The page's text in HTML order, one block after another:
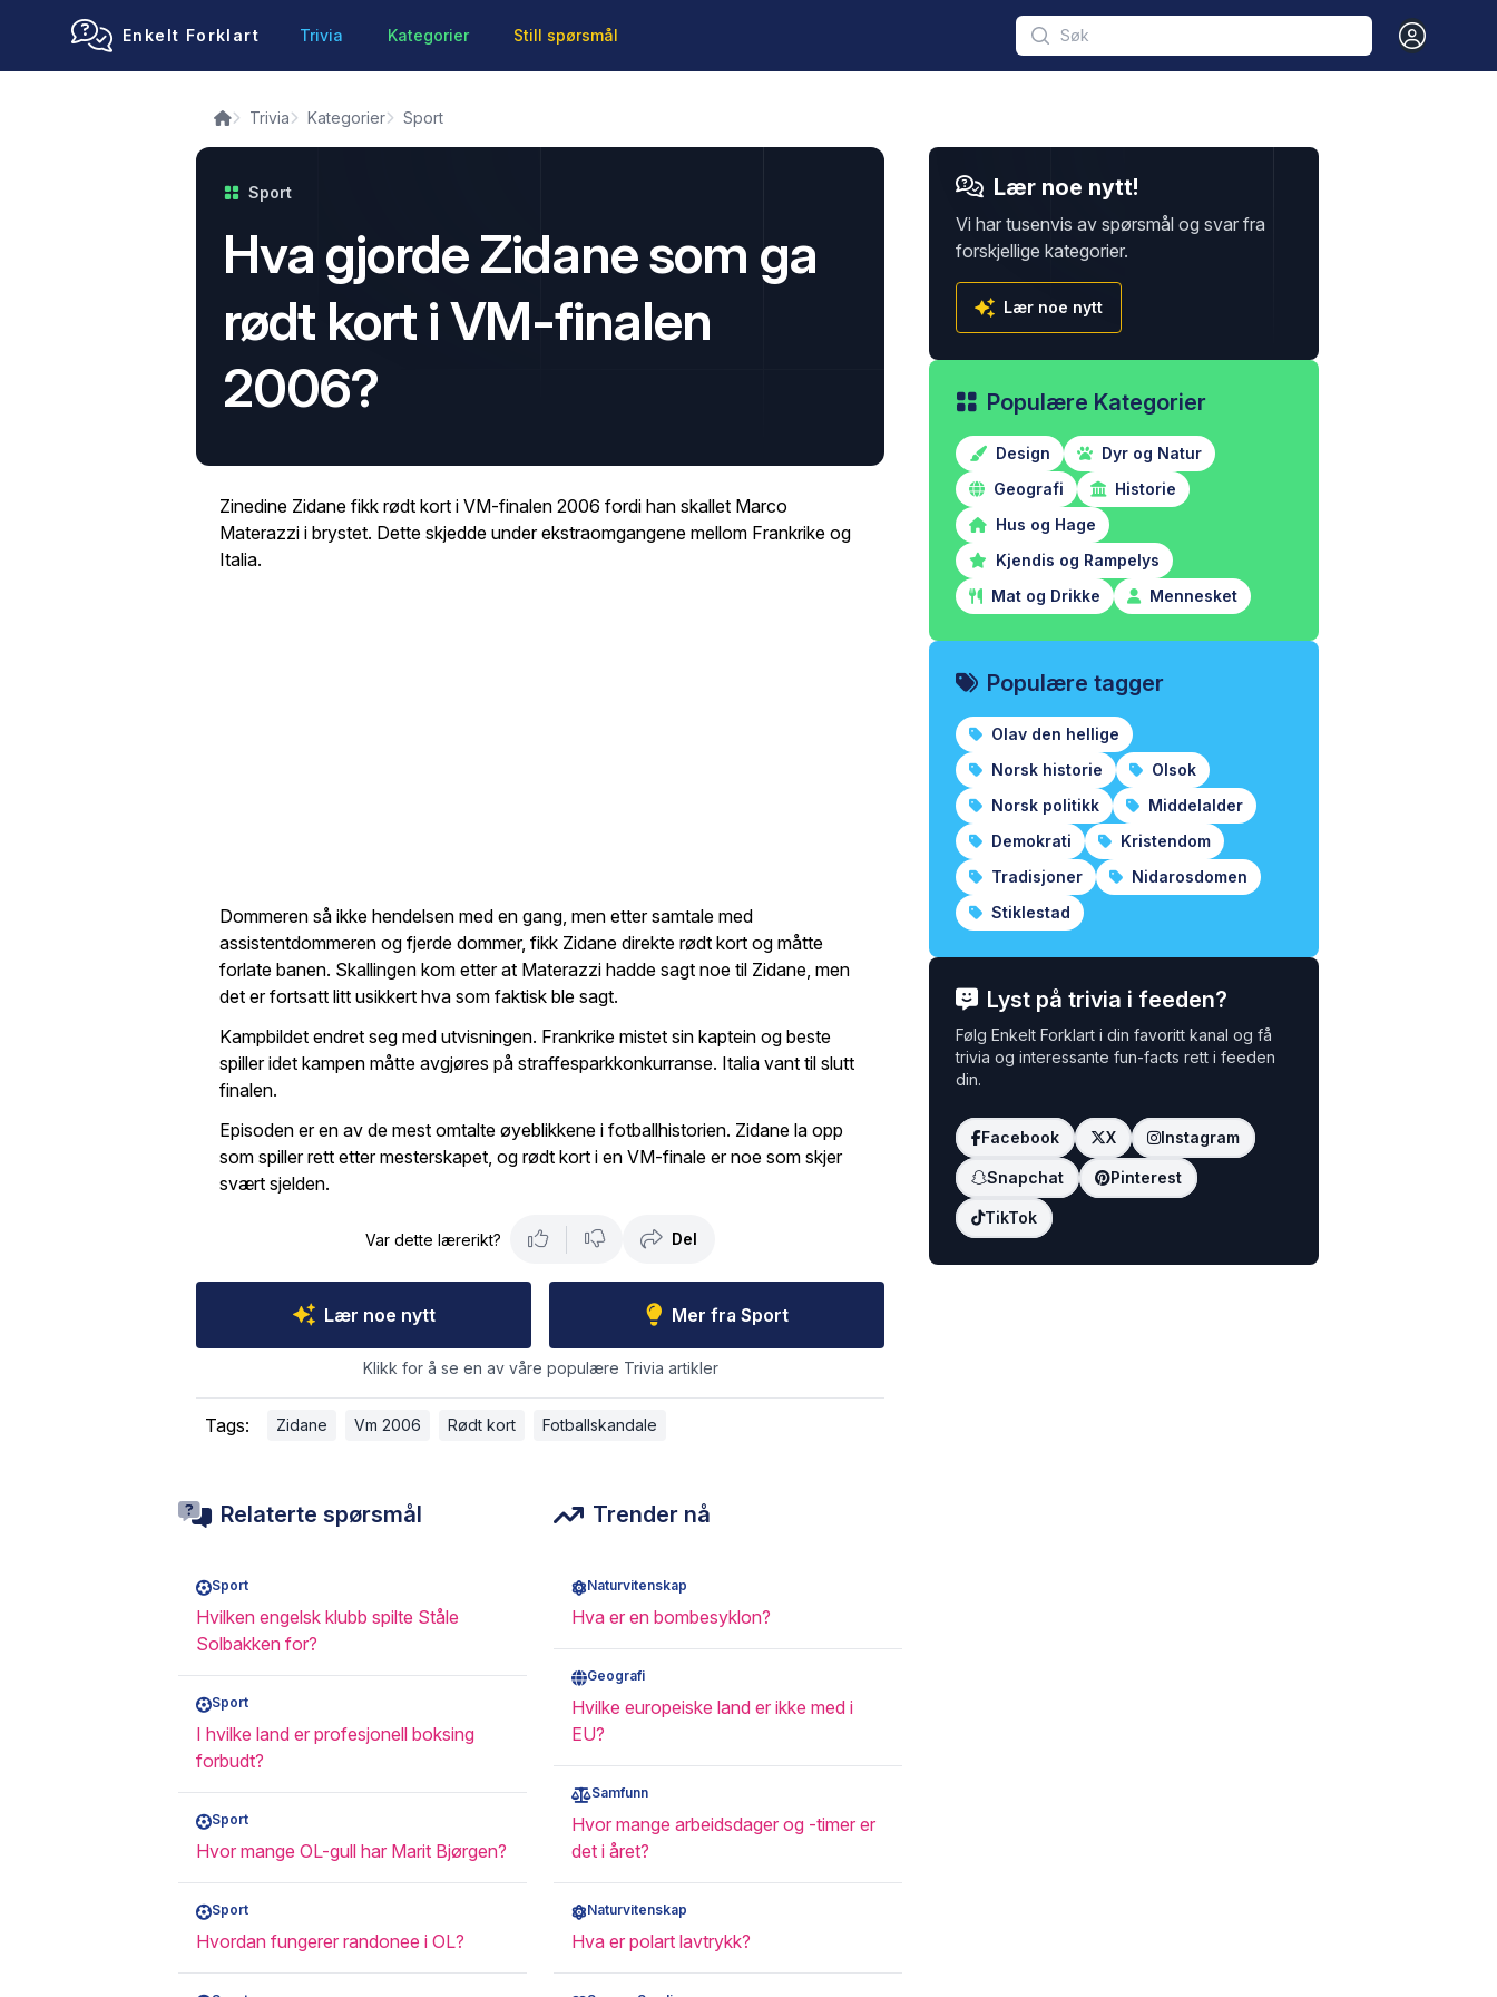
Enkelt Forklart Trivia Kategorier Still spørsmål Open user
Trivia Kategorier Sport
Sport
Hva gjorde Zidane som ga
rødt kort i VM-finalen
2006?
Zinedine Zidane fikk rødt kort i VM-finalen 2006 fordi han skallet Marco
Materazzi i brystet. Dette skjedde under ekstraomgangene mellom Frankrike og
Italia.
Dommeren så ikke hendelsen med en gang, men etter samtale med
assistentdommeren og fjerde dommer, fikk Zidane direkte rødt kort og måtte
forlate banen. Skallingen kom etter at Materazzi hadde sagt noe til Zidane, men
det er fortsatt litt usikkert hva som faktisk ble sagt.
Kampbildet endret seg med utvisningen. Frankrike mistet sin kaptein og beste
spiller idet kampen måtte avgjøres på straffesparkkonkurranse. Italia vant til slutt
finalen.
Episoden er en av de mest omtalte øyeblikkene i fotballhistorien. Zidane la opp
som spiller rett etter mesterskapet, og rødt kort i en VM-finale er noe som skjer
svært sjelden.
Var dette lærerikt? Del
Lær noe nytt Mer fra Sport
Klikk for å se en av våre populære Trivia artikler
Tags: Zidane Vm 2006 Rødt kort Fotballskandale
Relaterte spørsmål
Sport
Hvilken engelsk klubb spilte Ståle
Solbakken for?
Sport
I hvilke land er profesjonell boksing
forbudt?
Sport
Hvor mange OL-gull har Marit Bjørgen?
Sport
Hvordan fungerer randonee i OL?
Trender nå
Naturvitenskap
Hva er en bombesyklon?
Geografi
Hvilke europeiske land er ikke med i
EU?
Samfunn
Hvor mange arbeidsdager og -timer er
det i året?
Naturvitenskap
Hva er polart lavtrykk?
Lær noe nytt!
Vi har tusenvis av spørsmål og svar fra
forskjellige kategorier.
Lær noe nytt
Populære Kategorier
Design
Dyr og Natur
Geografi
Historie
Hus og Hage
Kjendis og Rampelys
Mat og Drikke
Mennesket
Populære tagger
Olav den hellige
Norsk historie
Olsok
Norsk politikk
Middelalder
Demokrati
Kristendom
Tradisjoner
Nidarosdomen
Stiklestad
Lyst på trivia i feeden?
Følg Enkelt Forklart i din favoritt kanal og få
trivia og interessante fun-facts rett i feeden
din.
Facebook X Instagram
Snapchat Pinterest
TikTok